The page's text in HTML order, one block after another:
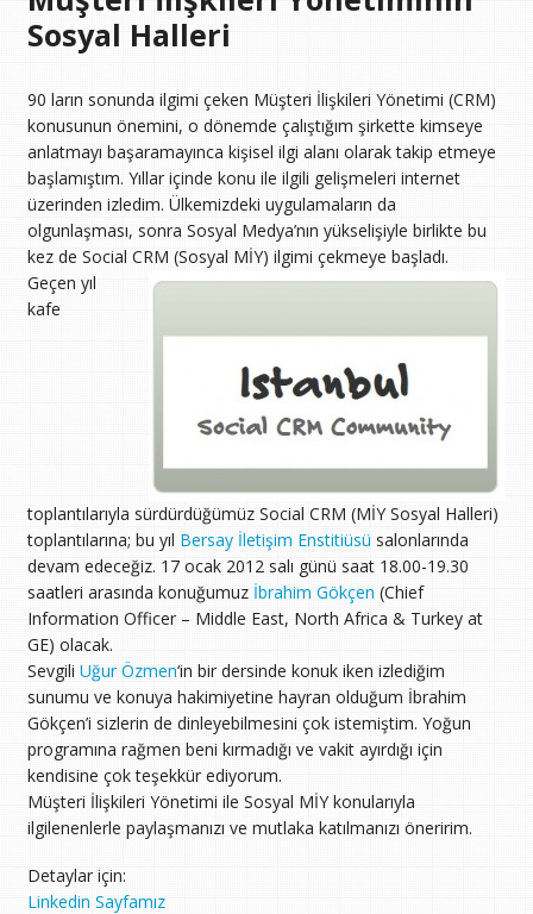
Sosyal Halleri
90 ların sonunda ilgimi çeken Müşteri İlişkileri Yönetimi (CRM)
konusunun önemini, o dönemde çalıştığım şirkette kimseye
anlatmayı başaramayınca kişisel ilgi alanı olarak takip etmeye
başlamıştım. Yıllar içinde konu ile ilgili gelişmeleri internet
üzerinden izledim. Ülkemizdeki uygulamaların da
olgunlaşması, sonra Sosyal Medya’nın yükselişiyle birlikte bu
kez de Social CRM (Sosyal MİY) ilgimi çekmeye başladı.
Geçen yıl
kafe
toplantılarıyla sürdürdüğümüz Social CRM (MİY Sosyal Halleri)
toplantılarına; bu yıl Bersay İletişim Enstitiüsü salonlarında
devam edeceğiz. 17 ocak 2012 salı günü saat 18.00-19.30
saatleri arasında konuğumuz İbrahim Gökçen (Chief
Information Officer – Middle East, North Africa & Turkey at
GE) olacak.
Sevgili Uğur Özmen‘in bir dersinde konuk iken izlediğim
sunumu ve konuya hakimiyetine hayran olduğum İbrahim
Gökçen’i sizlerin de dinleyebilmesini çok istemiştim. Yoğun
programına rağmen beni kırmadığı ve vakit ayırdığı için
kendisine çok teşekkür ediyorum.
Müşteri İlişkileri Yönetimi ile Sosyal MİY konularıyla
ilgilenenlerle paylaşmanızı ve mutlaka katılmanızı öneririm.
Detaylar için:
Linkedin Sayfamız